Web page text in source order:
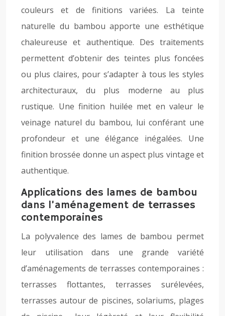
couleurs et de finitions variées. La teinte
naturelle du bambou apporte une esthétique
chaleureuse et authentique. Des traitements
permettent d’obtenir des teintes plus foncées
ou plus claires, pour s’adapter à tous les styles
architecturaux, du plus moderne au plus
rustique. Une finition huilée met en valeur le
veinage naturel du bambou, lui conférant une
profondeur et une élégance inégalées. Une
finition brossée donne un aspect plus vintage et
authentique.
Applications des lames de bambou
dans l’aménagement de terrasses
contemporaines
La polyvalence des lames de bambou permet
leur utilisation dans une grande variété
d’aménagements de terrasses contemporaines :
terrasses flottantes, terrasses surélevées,
terrasses autour de piscines, solariums, plages